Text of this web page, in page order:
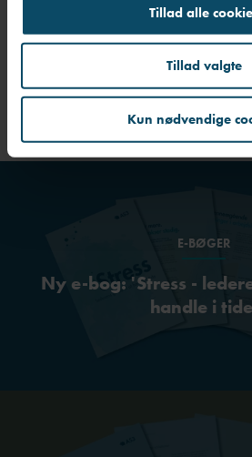
Tillad alle
Tillad valgte
Kun nødvendige
Content & Campaign manager i
alhe@as3.dk
E-BØGER
Ny e-bog: 'Stress -
handle i